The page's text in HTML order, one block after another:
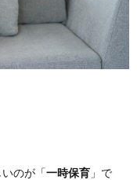
のが「一時保育 」で